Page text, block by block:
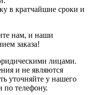
в кратчайшие сроки и
нам, и наши
заказа!
лицами.
и не являются
уточняйте у нашего
по телефону.